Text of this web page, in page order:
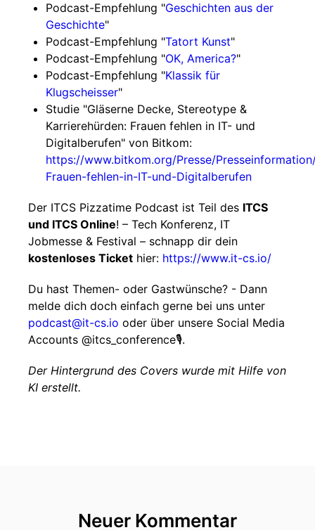
Podcast-Empfehlung "Geschichten aus der
Geschichte"
Podcast-Empfehlung "Tatort Kunst"
Podcast-Empfehlung "OK, America?"
Podcast-Empfehlung "Klassik für
Klugscheisser"
Studie "Gläserne Decke, Stereotype &
Karrierehürden: Frauen fehlen in IT- und
Digitalberufen" von Bitkom:
https://www.bitkom.org/Presse/
Frauen-fehlen-in-IT-und-Digitalberufen
Der ITCS Pizzatime Podcast ist Teil des ITCS
und ITCS Online! – Tech Konferenz, IT
Jobmesse & Festival – schnapp dir dein
kostenloses Ticket hier: https://www.it-cs.io/
Du hast Themen- oder Gastwünsche? - Dann
melde dich doch einfach gerne bei uns unter
podcast@it-cs.io oder über unsere Social Media
Accounts @itcs_conference🎙️.
Der Hintergrund des Covers wurde mit Hilfe von
KI erstellt.
Neuer Kommentar